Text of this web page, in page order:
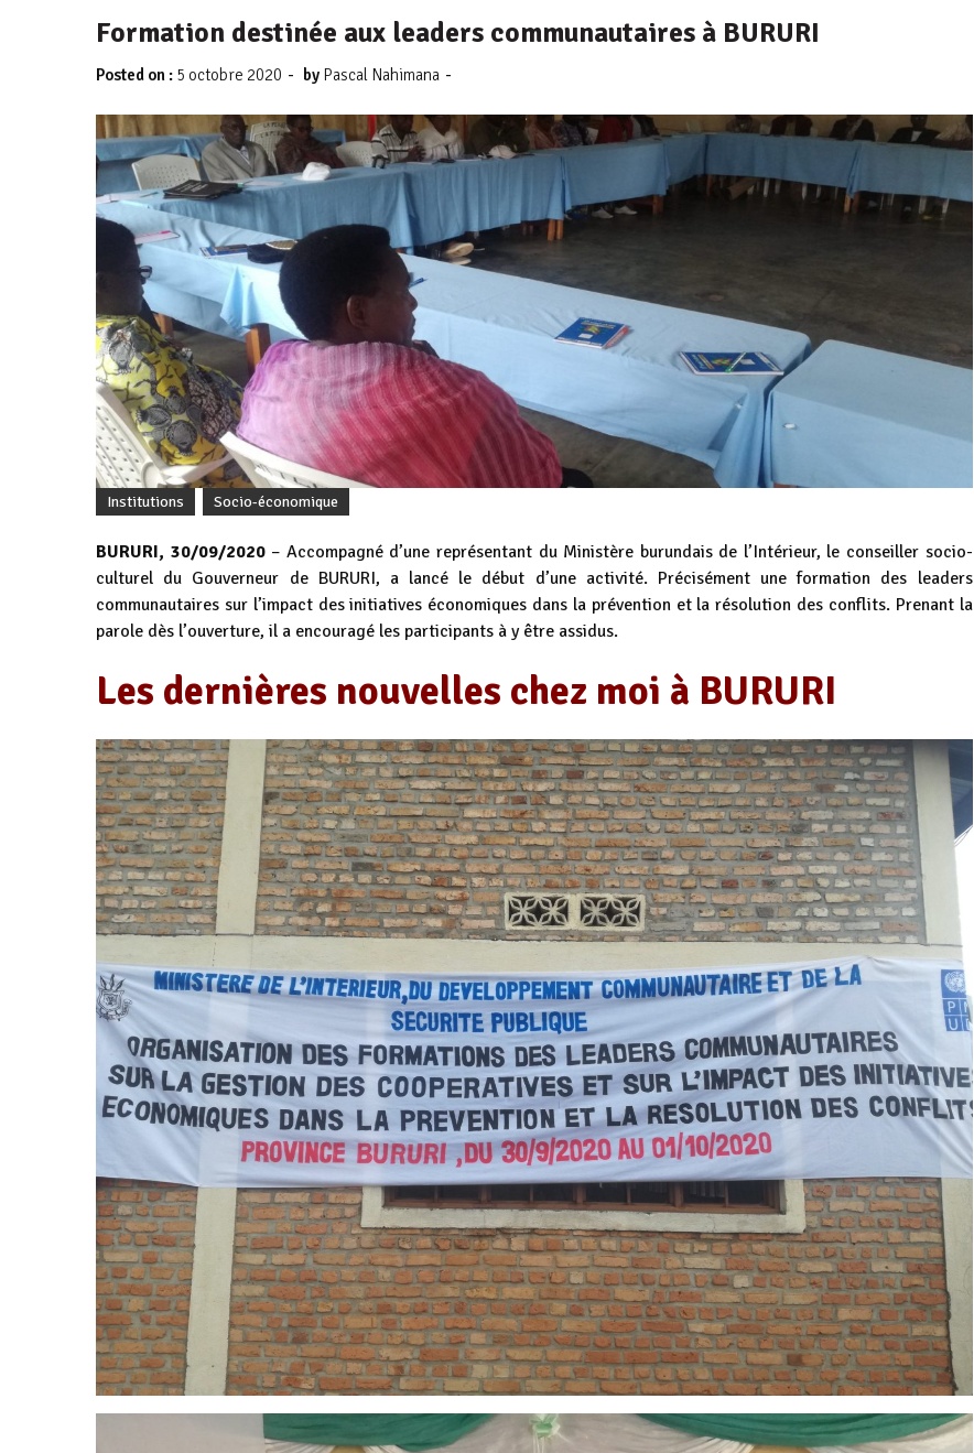
Formation destinée aux leaders communautaires à BURURI
Posted on : 5 octobre 2020 - by Pascal Nahimana -
Institutions Socio-économique
BURURI, 30/09/2020– Accompagné d’une représentant du Ministère burundais de l’Intérieur, le conseiller socio-
culturel du Gouverneur de BURURI, a lancé le début d’une activité. Précisément une formation des leaders
communautaires sur l’impact des initiatives économiques dans la prévention et la résolution des conflits. Prenant la
parole dès l’ouverture, il a encouragé les participants à y être assidus.
Les dernières nouvelles chez moi à BURURI